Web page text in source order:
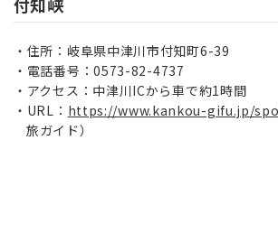
住所：岐阜県中津川市付知町6-39
電話番号：0573-82-4737
アクセス：中津川ICから車で約1時間
URL： https://www.kankou-gifu.jp/
旅ガイド）